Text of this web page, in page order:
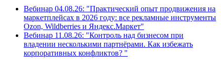
Вебинар 04.08.26: "Практический опыт продвижения на
маркетплейсах в 2026 году: все рекламные инструменты
Ozon, Wildberries и Яндекс.Маркет"
Вебинар 11.08.26: "Контроль над бизнесом при
владении несколькими партнёрами. Как избежать
корпоративных конфликтов? "